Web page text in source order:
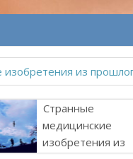
Странные
медицинские
изобретения из